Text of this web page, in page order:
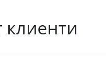
клиенти